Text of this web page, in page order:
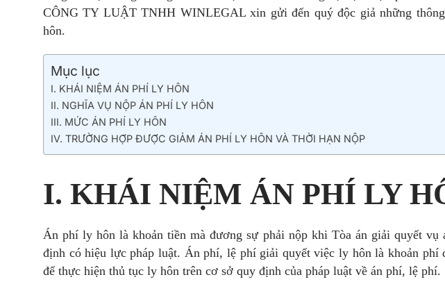
CÔNG TY LUẬT TNHH WINLEGAL xin gửi đến quý độc giả những
hôn.
Mục lục
I. KHÁI NIỆM ÁN PHÍ LY HÔN
II. NGHĨA VỤ NỘP ÁN PHÍ LY HÔN
III. MỨC ÁN PHÍ LY HÔN
IV. TRƯỜNG HỢP ĐƯỢC GIẢM ÁN PHÍ LY HÔN VÀ THỜI HẠN NỘP
I. KHÁI NIỆM ÁN PHÍ LY
Án phí ly hôn là khoản tiền mà đương sự phải nộp khi Tòa án giải quyết vụ
định có hiệu lực pháp luật. Án phí, lệ phí giải quyết việc ly hôn là khoản phí
để thực hiện thủ tục ly hôn trên cơ sở quy định của pháp luật về án phí, lệ phí.